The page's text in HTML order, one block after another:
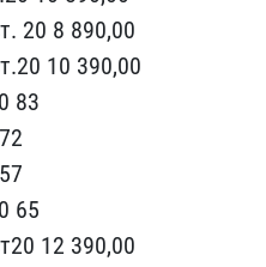
20 ​8 890,00
10 390,00
83
65
12 390​,00